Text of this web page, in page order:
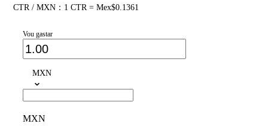
CTR / MXN：1 CTR = Mex$0.1361
Vou gastar
MXN
MXN